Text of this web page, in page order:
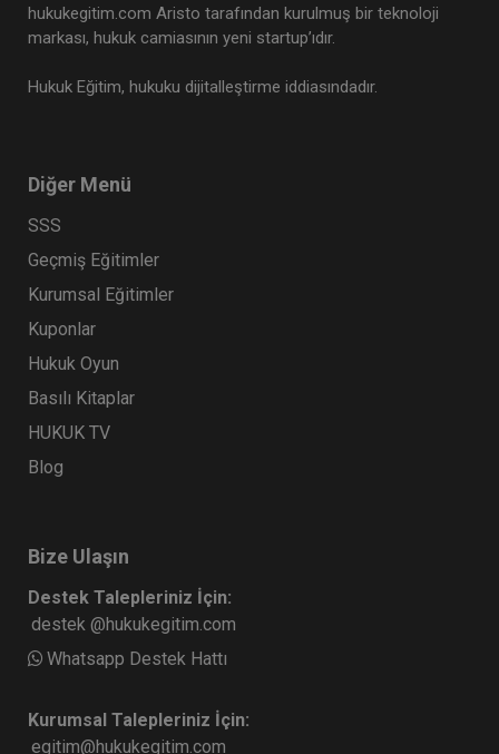
hukukegitim.com Aristo tarafından kurulmuş bir teknoloji
markası, hukuk camiasının yeni startup’ıdır.
Hukuk Eğitim, hukuku dijitalleştirme iddiasındadır.
Diğer Menü
SSS
Geçmiş Eğitimler
Kurumsal Eğitimler
Kuponlar
Hukuk Oyun
Basılı Kitaplar
HUKUK TV
Blog
Bize Ulaşın
Destek Talepleriniz İçin:
destek @hukukegitim.com
Whatsapp Destek Hattı
Kurumsal Talepleriniz İçin:
egitim@hukukegitim.com